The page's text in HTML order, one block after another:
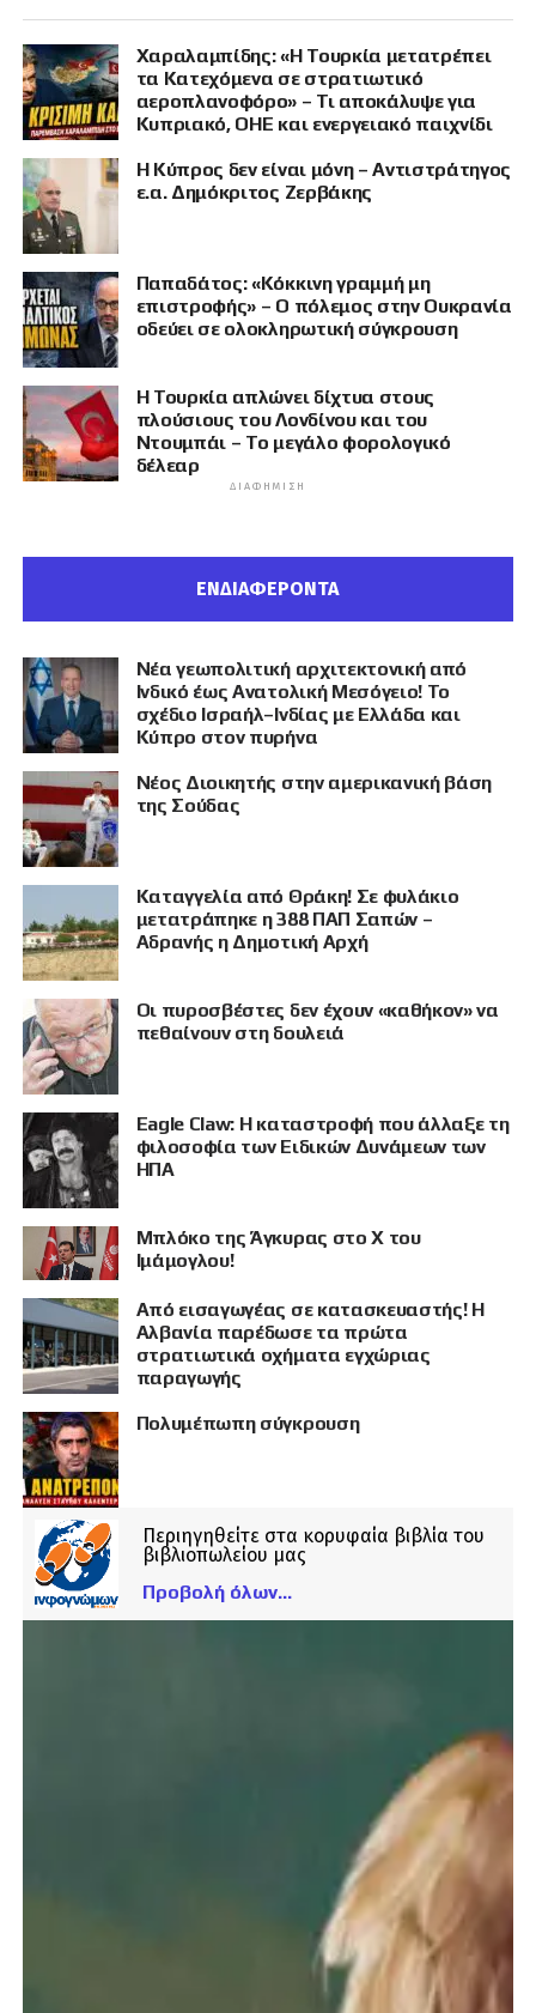
Χαραλαμπίδης: «Η Τουρκία μετατρέπει
τα Κατεχόμενα σε στρατιωτικό
αεροπλανοφόρο» – Τι αποκάλυψε για
Κυπριακό, ΟΗΕ και ενεργειακό παιχνίδι
Η Κύπρος δεν είναι μόνη – Αντιστράτηγος
ε.α. Δημόκριτος Ζερβάκης
Παπαδάτος: «Κόκκινη γραμμή μη
επιστροφής» – Ο πόλεμος στην Ουκρανία
οδεύει σε ολοκληρωτική σύγκρουση
Η Τουρκία απλώνει δίχτυα στους
πλούσιους του Λονδίνου και του
Ντουμπάι – Το μεγάλο φορολογικό
δέλεαρ
ΔΙΑΦΉΜΙΣΗ
ΕΝΔΙΑΦΕΡΟΝΤΑ
Νέα γεωπολιτική αρχιτεκτονική από
Ινδικό έως Ανατολική Μεσόγειο! Το
σχέδιο Ισραήλ–Ινδίας με Ελλάδα και
Κύπρο στον πυρήνα
Νέος Διοικητής στην αμερικανική βάση
της Σούδας
Καταγγελία από Θράκη! Σε φυλάκιο
μετατράπηκε η 388 ΠΑΠ Σαπών –
Αδρανής η Δημοτική Αρχή
Οι πυροσβέστες δεν έχουν «καθήκον» να
πεθαίνουν στη δουλειά
Eagle Claw: Η καταστροφή που άλλαξε τη
φιλοσοφία των Ειδικών Δυνάμεων των
ΗΠΑ
Μπλόκο της Άγκυρας στο X του
Ιμάμογλου!
Από εισαγωγέας σε κατασκευαστής! Η
Αλβανία παρέδωσε τα πρώτα
στρατιωτικά οχήματα εγχώριας
παραγωγής
Πολυμέπωπη σύγκρουση
Περιηγηθείτε στα κορυφαία βιβλία του
βιβλιοπωλείου μας
Προβολή όλων